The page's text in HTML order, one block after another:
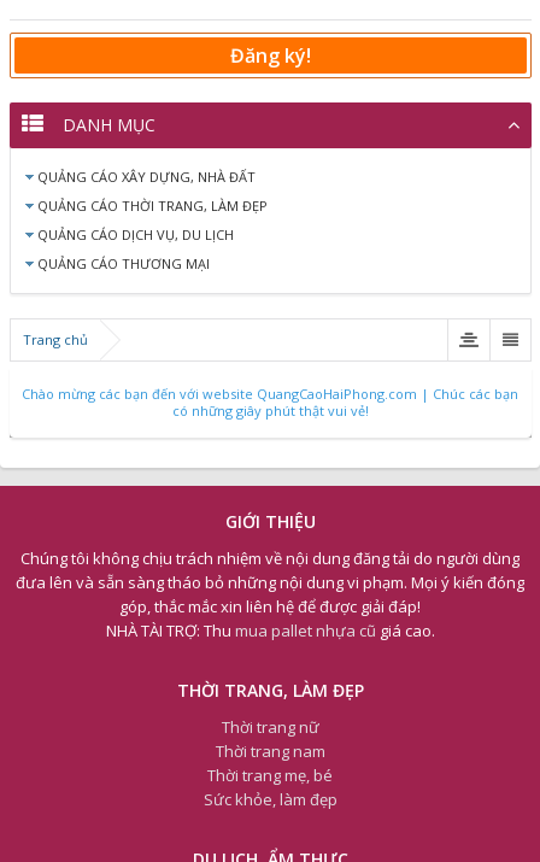
Đăng ký!
DANH MỤC
QUẢNG CÁO XÂY DỰNG, NHÀ ĐẤT
QUẢNG CÁO THỜI TRANG, LÀM ĐẸP
QUẢNG CÁO DỊCH VỤ, DU LỊCH
QUẢNG CÁO THƯƠNG MẠI
Trang chủ
Chào mừng các bạn đến với website QuangCaoHaiPhong.com | Chúc các bạn
có những giây phút thật vui vẻ!
GIỚI THIỆU
Chúng tôi không chịu trách nhiệm về nội dung đăng tải do người dùng
đưa lên và sẵn sàng tháo bỏ những nội dung vi phạm. Mọi ý kiến đóng
góp, thắc mắc xin liên hệ để được giải đáp!
NHÀ TÀI TRỢ: Thu mua pallet nhựa cũ giá cao.
THỜI TRANG, LÀM ĐẸP
Thời trang nữ
Thời trang nam
Thời trang mẹ, bé
Sức khỏe, làm đẹp